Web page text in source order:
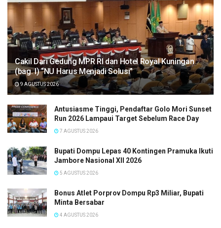
Cakil Dari Gedung MPR RI dan Hotel Royal Kuningan
(bag. I) “NU Harus Menjadi Solusi”
9 AGUSTUS 2026
Antusiasme Tinggi, Pendaftar Golo Mori Sunset
Run 2026 Lampaui Target Sebelum Race Day
7 AGUSTUS 2026
Bupati Dompu Lepas 40 Kontingen Pramuka Ikuti
Jambore Nasional XII 2026
5 AGUSTUS 2026
Bonus Atlet Porprov Dompu Rp3 Miliar, Bupati
Minta Bersabar
4 AGUSTUS 2026